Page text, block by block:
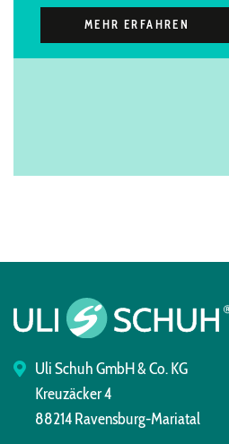
MEHR ERFAHREN
Uli Schuh GmbH & Co. KG
Kreuzäcker 4
88214 Ravensburg-Mariatal